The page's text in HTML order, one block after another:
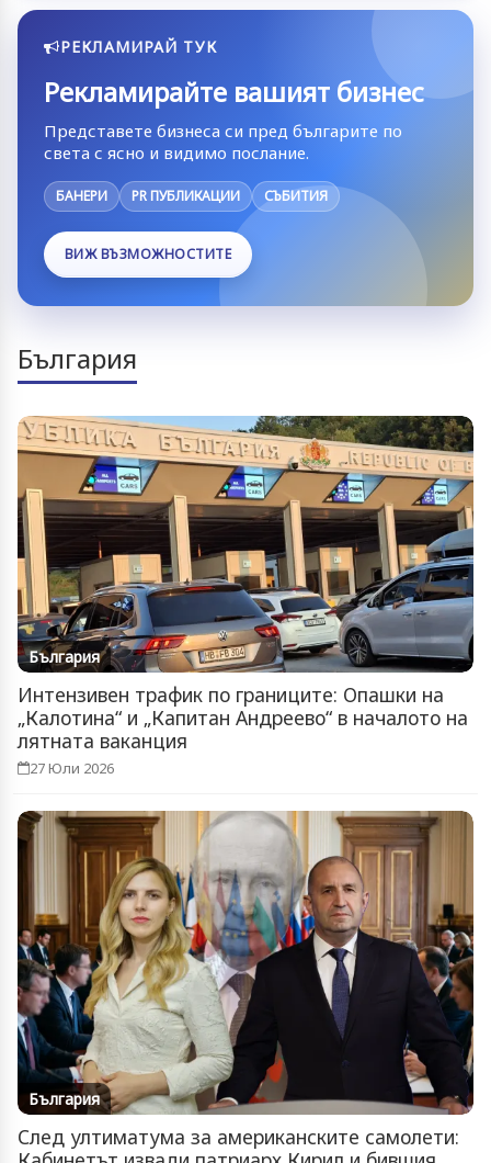
РЕКЛАМИРАЙ ТУК
Рекламирайте вашият бизнес
Представете бизнеса си пред българите по
света с ясно и видимо послание.
БАНЕРИ PR ПУБЛИКАЦИИ СЪБИТИЯ
ВИЖ ВЪЗМОЖНОСТИТЕ
България
България
Интензивен трафик по границите: Опашки на
„Калотина“ и „Капитан Андреево“ в началото на
лятната ваканция
27 Юли 2026
България
След ултиматума за американските самолети: